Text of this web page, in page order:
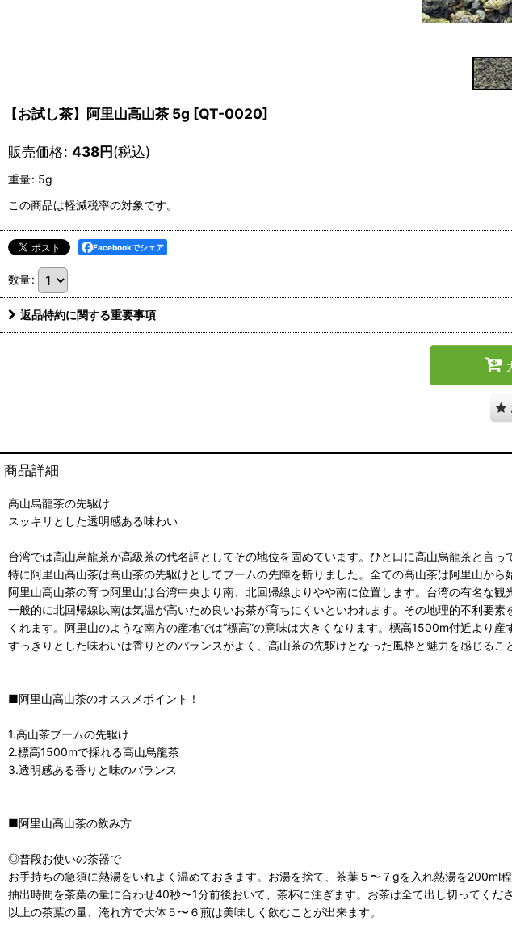
【お試し茶】阿里山高山茶 5g [QT-0020]
販売価格: 438円(税込)
重量: 5g
この商品は軽減税率の対象です。
Facebookでシェア
数量:
返品特約に関する重要事項
商品詳細
高山烏龍茶の先駆け
スッキリとした透明感ある味わい
台湾では高山烏龍茶が高級茶の代名詞としてその地位を固めています。ひと口に高山烏龍茶と言
特に阿里山高山茶は高山茶の先駆けとしてブームの先陣を斬りました。全ての高山茶は阿里山から
阿里山高山茶の育つ阿里山は台湾中央より南、北回帰線よりやや南に位置します。台湾の有名な観
一般的に北回帰線以南は気温が高いため良いお茶が育ちにくいといわれます。その地理的不利要
くれます。阿里山のような南方の産地では“標高”の意味は大きくなります。標高1500m付近より
すっきりとした味わいは香りとのバランスがよく、高山茶の先駆けとなった風格と魅力を感じるこ
■阿里山高山茶のオススメポイント！
1.高山茶ブームの先駆け
2.標高1500mで採れる高山烏龍茶
3.透明感ある香りと味のバランス
■阿里山高山茶の飲み方
◎普段お使いの茶器で
お手持ちの急須に熱湯をいれよく温めておきます。お湯を捨て、茶葉５〜７gを入れ熱湯を200ml程
抽出時間を茶葉の量に合わせ40秒〜1分前後おいて、茶杯に注ぎます。お茶は全て出し切ってくださ
以上の茶葉の量、淹れ方で大体５〜６煎は美味しく飲むことが出来ます。